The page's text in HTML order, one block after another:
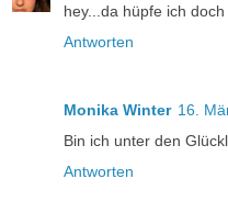
hey...da hüpfe ich
Antworten
Monika Winter 16.
Bin ich unter den
Antworten